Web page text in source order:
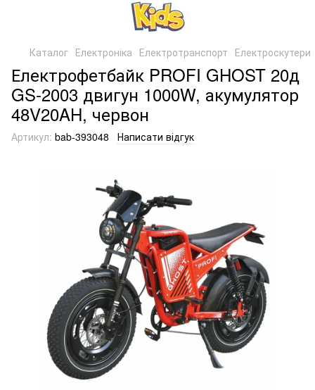
Каталог Електроніка Електротранспорт Електроскутери
Електрофетбайк PROFI GHOST 20д
GS-2003 двигун 1000W, акумулятор
48V20AH, червон
Артикул: bab-393048 Написати відгук